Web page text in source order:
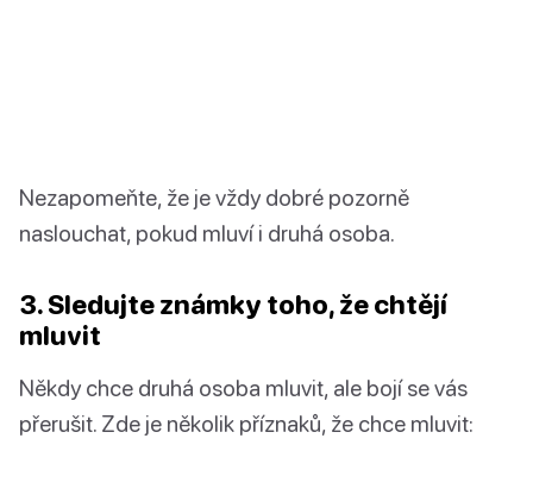
Nezapomeňte, že je vždy dobré pozorně
naslouchat, pokud mluví i druhá osoba.
3. Sledujte známky toho, že chtějí
mluvit
Někdy chce druhá osoba mluvit, ale bojí se vás
přerušit. Zde je několik příznaků, že chce mluvit: